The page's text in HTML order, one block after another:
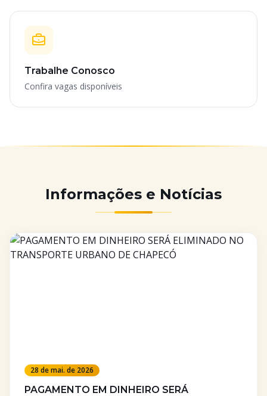
Trabalhe Conosco
Confira vagas disponíveis
Informações e Notícias
28 de mai. de 2026
PAGAMENTO EM DINHEIRO SERÁ